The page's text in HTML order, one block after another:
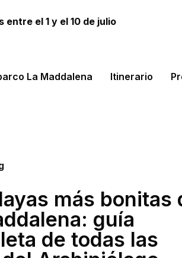
el 1 y el 10 de julio
La Maddalena Itinerario
más bonitas
guía
de todas las